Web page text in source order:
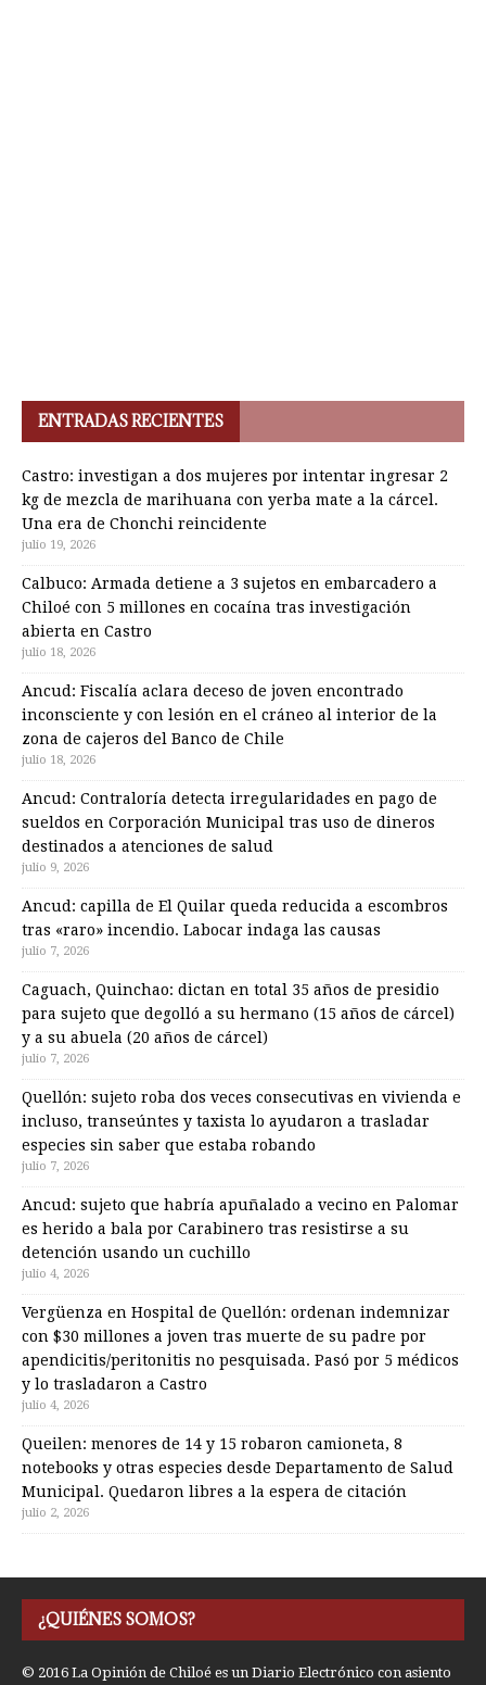
ENTRADAS RECIENTES
Castro: investigan a dos mujeres por intentar ingresar 2
kg de mezcla de marihuana con yerba mate a la cárcel.
Una era de Chonchi reincidente
julio 19, 2026
Calbuco: Armada detiene a 3 sujetos en embarcadero a
Chiloé con 5 millones en cocaína tras investigación
abierta en Castro
julio 18, 2026
Ancud: Fiscalía aclara deceso de joven encontrado
inconsciente y con lesión en el cráneo al interior de la
zona de cajeros del Banco de Chile
julio 18, 2026
Ancud: Contraloría detecta irregularidades en pago de
sueldos en Corporación Municipal tras uso de dineros
destinados a atenciones de salud
julio 9, 2026
Ancud: capilla de El Quilar queda reducida a escombros
tras «raro» incendio. Labocar indaga las causas
julio 7, 2026
Caguach, Quinchao: dictan en total 35 años de presidio
para sujeto que degolló a su hermano (15 años de cárcel)
y a su abuela (20 años de cárcel)
julio 7, 2026
Quellón: sujeto roba dos veces consecutivas en vivienda e
incluso, transeúntes y taxista lo ayudaron a trasladar
especies sin saber que estaba robando
julio 7, 2026
Ancud: sujeto que habría apuñalado a vecino en Palomar
es herido a bala por Carabinero tras resistirse a su
detención usando un cuchillo
julio 4, 2026
Vergüenza en Hospital de Quellón: ordenan indemnizar
con $30 millones a joven tras muerte de su padre por
apendicitis/peritonitis no pesquisada. Pasó por 5 médicos
y lo trasladaron a Castro
julio 4, 2026
Queilen: menores de 14 y 15 robaron camioneta, 8
notebooks y otras especies desde Departamento de Salud
Municipal. Quedaron libres a la espera de citación
julio 2, 2026
¿QUIÉNES SOMOS?
© 2016 La Opinión de Chiloé es un Diario Electrónico con asiento